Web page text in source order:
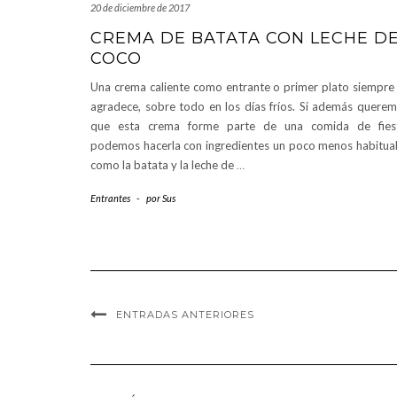
20 de diciembre de 2017
CREMA DE BATATA CON LECHE DE
COCO
Una crema caliente como entrante o primer plato siempre
agradece, sobre todo en los días fríos. Si además
que esta crema forme parte de una comida de
podemos hacerla con ingredientes un poco menos
como la batata y la leche de …
Entrantes - porSus
ENTRADAS ANTERIORES